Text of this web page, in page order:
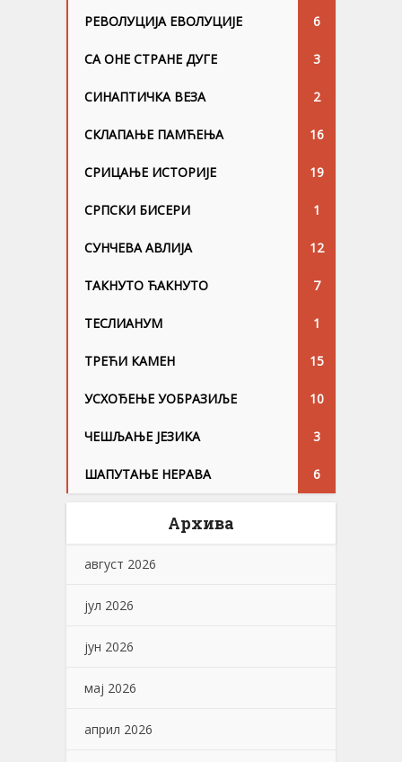
РЕВОЛУЦИЈА ЕВОЛУЦИЈЕ 6
СА ОНЕ СТРАНЕ ДУГЕ 3
СИНАПТИЧКА ВЕЗА 2
СКЛАПАЊЕ ПАМЋЕЊА 16
СРИЦАЊЕ ИСТОРИЈЕ 19
СРПСКИ БИСЕРИ 1
СУНЧЕВА АВЛИЈА 12
ТАКНУТО ЋАКНУТО 7
ТЕСЛИАНУМ 1
ТРЕЋИ КАМЕН 15
УСХОЂЕЊЕ УОБРАЗИЉЕ 10
ЧЕШЉАЊЕ ЈЕЗИKА 3
ШАПУТАЊЕ НЕРАВА 6
Архива
август 2026
јул 2026
јун 2026
мај 2026
април 2026